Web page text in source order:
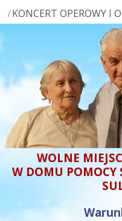
KONCERT OPEROWY I
WOLNE
W DOMU POMOCY